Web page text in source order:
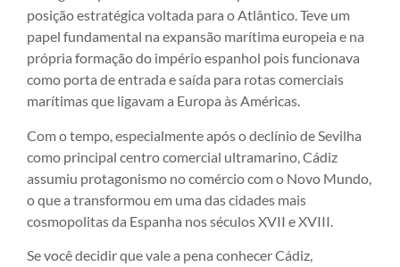
posição estratégica voltada para o Atlântico. Teve um
papel fundamental na expansão marítima europeia e na
própria formação do império espanhol pois funcionava
como porta de entrada e saída para rotas comerciais
marítimas que ligavam a Europa às Américas.
Com o tempo, especialmente após o declínio de Sevilha
como principal centro comercial ultramarino, Cádiz
assumiu protagonismo no comércio com o Novo Mundo,
o que a transformou em uma das cidades mais
cosmopolitas da Espanha nos séculos XVII e XVIII.
Se você decidir que vale a pena conhecer Cádiz,